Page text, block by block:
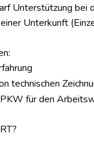
Unterstützung bei
Unterkunft
technischen
für den